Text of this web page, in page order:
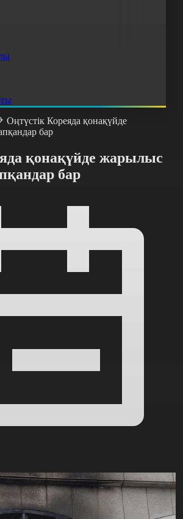
Оңтүстік Кореяда қонақүйде
бар
қонақүйде жарылыс
бар